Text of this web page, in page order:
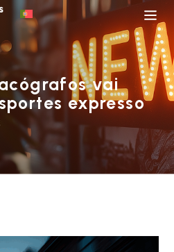
vai
expresso